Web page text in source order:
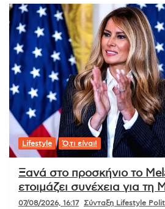
Lifestyle Ό,τι είναι!
Ξανά στο προσκήνιο το
ετοιμάζει συνέχεια για τη
07/08/2026, 16:17 Σύνταξη Lifestyle